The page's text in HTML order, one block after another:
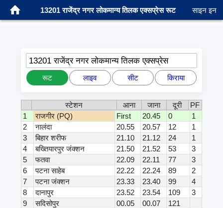
13201 राजेंद्र नगर लोकमान्य तिलक एक्सप्रेस रूट साइन इन
13201 राजेंद्र नगर लोकमान्य तिलक एक्सप्रेस
रूट लाइव सीट किराया
स्टेशन आना जाना दूरी
PF
1
राजगीर (PQ) First 20.45 0
1
2
नालंदा 20.55 20.57 12
1
3
बिहार शरीफ 21.10 21.12 24
1
4
बख्तियारपुर जंक्शन 21.50 21.52 53
3
5
फतवा 22.09 22.11 77
3
6
पटना साहेब 22.22 22.24 89
2
7
पटना जंक्शन 23.33 23.40 99
4
8
दानापुर 23.52 23.54 109
3
9
सदिसोपुर 00.05 00.07
121